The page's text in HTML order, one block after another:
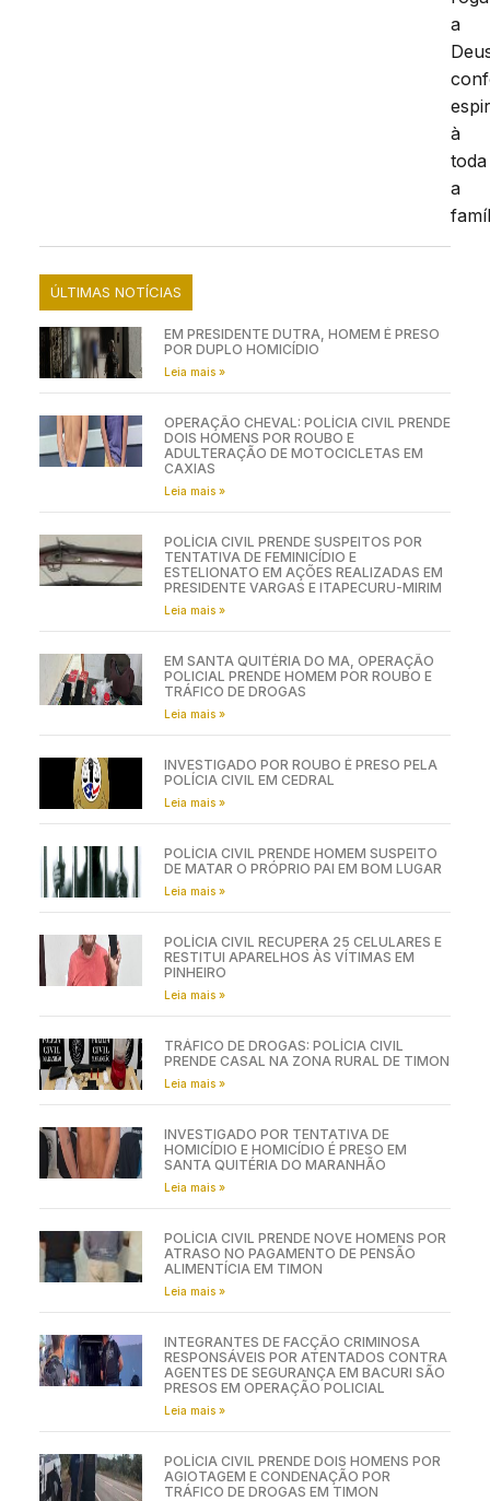
a
à
toda
a
ÚLTIMAS NOTÍCIAS
EM PRESIDENTE DUTRA, HOMEM É PRESO
POR DUPLO HOMICÍDIO
Leia mais »
OPERAÇÃO CHEVAL: POLÍCIA CIVIL PRENDE
DOIS HOMENS POR ROUBO E
ADULTERAÇÃO DE MOTOCICLETAS EM
CAXIAS
Leia mais »
POLÍCIA CIVIL PRENDE SUSPEITOS POR
TENTATIVA DE FEMINICÍDIO E
ESTELIONATO EM AÇÕES REALIZADAS EM
PRESIDENTE VARGAS E ITAPECURU-MIRIM
Leia mais »
EM SANTA QUITÉRIA DO MA, OPERAÇÃO
POLICIAL PRENDE HOMEM POR ROUBO E
TRÁFICO DE DROGAS
Leia mais »
INVESTIGADO POR ROUBO É PRESO PELA
POLÍCIA CIVIL EM CEDRAL
Leia mais »
POLÍCIA CIVIL PRENDE HOMEM SUSPEITO
DE MATAR O PRÓPRIO PAI EM BOM LUGAR
Leia mais »
POLÍCIA CIVIL RECUPERA 25 CELULARES E
RESTITUI APARELHOS ÀS VÍTIMAS EM
PINHEIRO
Leia mais »
TRÁFICO DE DROGAS: POLÍCIA CIVIL
PRENDE CASAL NA ZONA RURAL DE TIMON
Leia mais »
INVESTIGADO POR TENTATIVA DE
HOMICÍDIO E HOMICÍDIO É PRESO EM
SANTA QUITÉRIA DO MARANHÃO
Leia mais »
POLÍCIA CIVIL PRENDE NOVE HOMENS POR
ATRASO NO PAGAMENTO DE PENSÃO
ALIMENTÍCIA EM TIMON
Leia mais »
INTEGRANTES DE FACÇÃO CRIMINOSA
RESPONSÁVEIS POR ATENTADOS CONTRA
AGENTES DE SEGURANÇA EM BACURI SÃO
PRESOS EM OPERAÇÃO POLICIAL
Leia mais »
POLÍCIA CIVIL PRENDE DOIS HOMENS POR
AGIOTAGEM E CONDENAÇÃO POR
TRÁFICO DE DROGAS EM TIMON